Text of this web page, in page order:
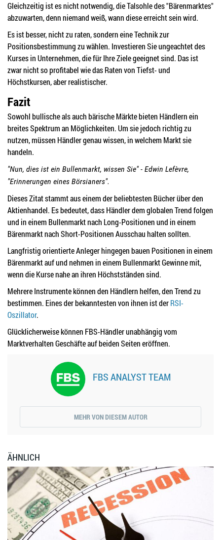
Gleichzeitig ist es nicht notwendig, die Talsohle des "Bärenmarktes"
abzuwarten, denn niemand weiß, wann diese erreicht sein wird.
Es ist besser, nicht zu raten, sondern eine Technik zur
Positionsbestimmung zu wählen. Investieren Sie ungeachtet des
Kurses in Unternehmen, die für Ihre Ziele geeignet sind. Das ist
zwar nicht so profitabel wie das Raten von Tiefst- und
Höchstkursen, aber realistischer.
Fazit
Sowohl bullische als auch bärische Märkte bieten Händlern ein
breites Spektrum an Möglichkeiten. Um sie jedoch richtig zu
nutzen, müssen Händler genau wissen, in welchem Markt sie
handeln.
"Nun, dies ist ein Bullenmarkt, wissen Sie" - Edwin Lefèvre,
"Erinnerungen eines Börsianers".
Dieses Zitat stammt aus einem der beliebtesten Bücher über den
Aktienhandel. Es bedeutet, dass Händler dem globalen Trend folgen
und in einem Bullenmarkt nach Long-Positionen und in einem
Bärenmarkt nach Short-Positionen Ausschau halten sollten.
Langfristig orientierte Anleger hingegen bauen Positionen in einem
Bärenmarkt auf und nehmen in einem Bullenmarkt Gewinne mit,
wenn die Kurse nahe an ihren Höchstständen sind.
Mehrere Instrumente können den Händlern helfen, den Trend zu
bestimmen. Eines der bekanntesten von ihnen ist derRSI-
Oszillator.
Glücklicherweise können FBS-Händler unabhängig vom
Marktverhalten Geschäfte auf beiden Seiten eröffnen.
FBS ANALYST TEAM
MEHR VON DIESEM AUTOR
ÄHNLICH